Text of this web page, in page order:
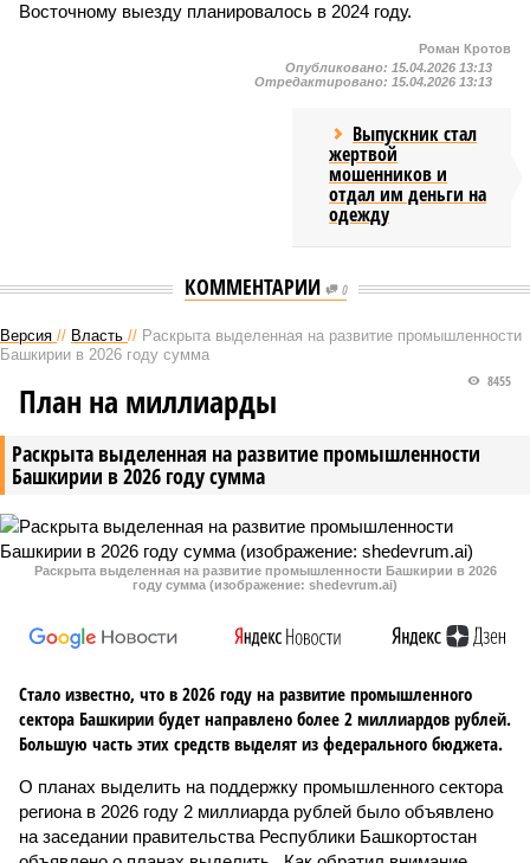
Восточному выезду планировалось в 2024 году.
Роман Кротов
Опубликовано: 15.04.2026 13:13
Отредактировано: 15.04.2026 13:13
Выпускник стал
жертвой
мошенников и
отдал им деньги на
одежду
КОММЕНТАРИИ 0
Версия // Власть // Раскрыта выделенная на развитие промышленности
Башкирии в 2026 году сумма
Раскрыта выделенная на развитие промышленности
Башкирии в 2026 году сумма
8455
План на миллиарды
Раскрыта выделенная на развитие промышленности Башкирии в 2026
году сумма (изображение: shedevrum.ai)
Стало известно, что в 2026 году на развитие промышленного
сектора Башкирии будет направлено более 2 миллиардов рублей.
Большую часть этих средств выделят из федерального бюджета.
О планах выделить на поддержку промышленного сектора
региона в 2026 году 2 миллиарда рублей было объявлено
на заседании правительства Республики Башкортостан